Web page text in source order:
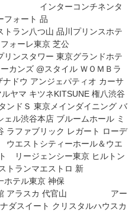
ターコンチネンタ
フォート 品
山 品川プリンスホテ
ォーレ東京 芝公
東京グランドホテ
@スタイル ＷＯＭＢラ
ドウ アンジェパティオ カーサ
ヤマ キツネKITSUNE 権八渋谷
ンドＳ 東京メインダイニング バ
ル渋谷本店 ブルームホール ミ
ラファブリック レガート ローデ
ィーホール＆ウエ
リージェンシー東京 ヒルトン
トランマエストロ 新
京 神保
カ 代官山 アー
ダスイート クリスタルハウスカ